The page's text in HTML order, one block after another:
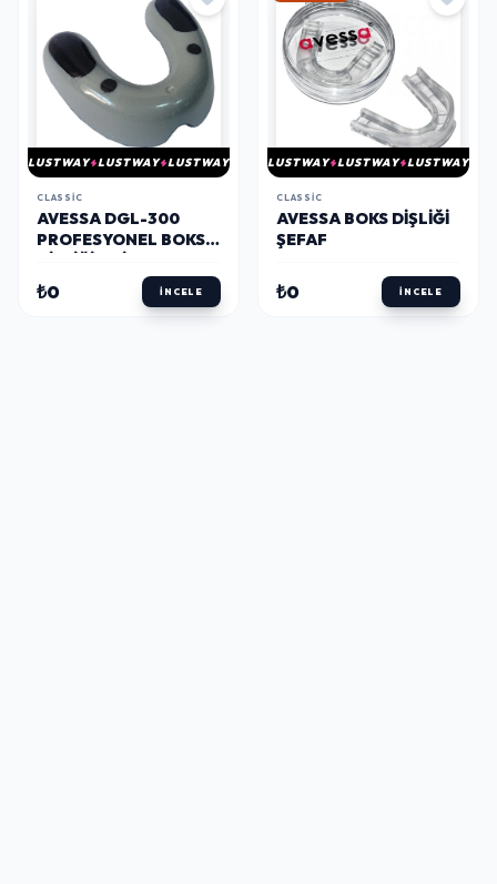
LUSTWAY LUSTWAY LUSTWAY
CLASSIC
AVESSA DGL-300
PROFESYONEL BOKS
₺0 İNCELE
LUSTWAY LUSTWAY LUSTWAY
CLASSIC
AVESSA BOKS DIŞLIĞI
ŞEFAF
₺0 İNCELE